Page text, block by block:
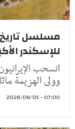
للإسكندر
انسحب
وولى الهزيمة
07:00 - 2026/08/05